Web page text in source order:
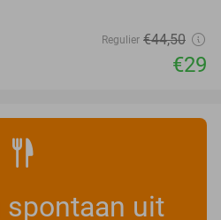
Regulier €44,50
€29
spontaan uit